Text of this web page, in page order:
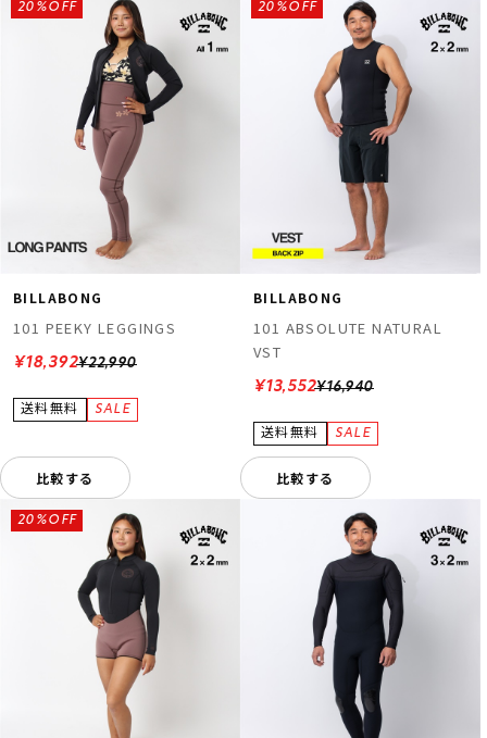
BILLABONG
101 PEEKY LEGGINGS
¥22,990
20%OFF
¥18,392
比較する
BILLABONG
101 ABSOLUTE NATURAL
VST
¥16,940
20%OFF
¥13,552
比較する
20%OFF